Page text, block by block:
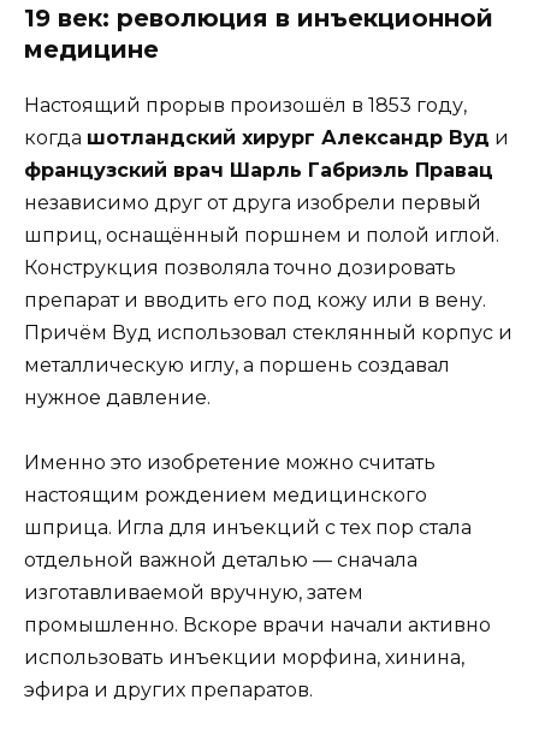
19 век: революция в инъекционной
медицине
Настоящий прорыв произошёл в 1853 году,
когда шотландский хирург Александр Вуд и
французский врач Шарль Габриэль Правац
независимо друг от друга изобрели первый
шприц, оснащённый поршнем и полой иглой.
Конструкция позволяла точно дозировать
препарат и вводить его под кожу или в вену.
Причём Вуд использовал стеклянный корпус и
металлическую иглу, а поршень создавал
нужное давление.
Именно это изобретение можно считать
настоящим рождением медицинского
шприца. Игла для инъекций с тех пор стала
отдельной важной деталью — сначала
изготавливаемой вручную, затем
промышленно. Вскоре врачи начали активно
использовать инъекции морфина, хинина,
эфира и других препаратов.